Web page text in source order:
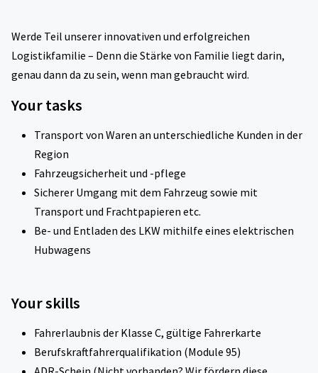
Werde Teil unserer innovativen und erfolgreichen
Logistikfamilie – Denn die Stärke von Familie liegt darin,
genau dann da zu sein, wenn man gebraucht wird.
Your tasks
Transport von Waren an unterschiedliche Kunden in der
Region
Fahrzeugsicherheit und -pflege
Sicherer Umgang mit dem Fahrzeug sowie mit
Transport und Frachtpapieren etc.
Be- und Entladen des LKW mithilfe eines elektrischen
Hubwagens
Your skills
Fahrerlaubnis der Klasse C, gültige Fahrerkarte
Berufskraftfahrerqualifikation (Module 95)